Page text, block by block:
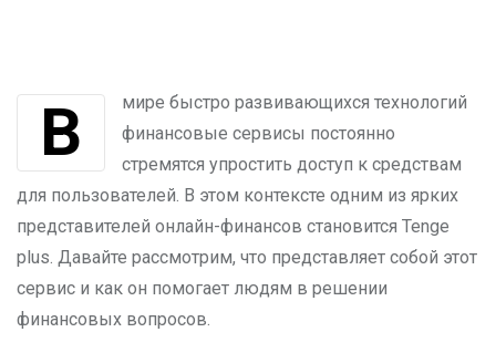
В мире быстро развивающихся технологий
финансовые сервисы постоянно
стремятся упростить доступ к средствам
для пользователей. В этом контексте одним из ярких
представителей онлайн-финансов становится Tenge
plus. Давайте рассмотрим, что представляет собой этот
сервис и как он помогает людям в решении
финансовых вопросов.